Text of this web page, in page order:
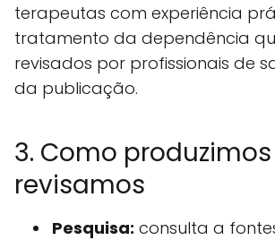
terapeutas com experiência
tratamento da dependência
revisados por profissionais de
da publicação.
3. Como
revisamos
Pesquisa: consulta a